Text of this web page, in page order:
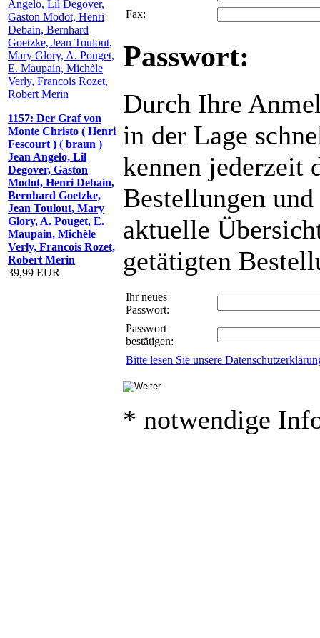
1157: Der Graf von
Monte Christo ( Henri
Fescourt ) ( braun )
Jean Angelo, Lil
Degover, Gaston
Modot, Henri Debain,
Bernhard Goetzke,
Jean Toulout, Mary
Glory, A. Pouget, E.
Maupain, Michèle
Verly, Francois Rozet,
Robert Merin
39,99 EUR
Fax:
Passwort:
Durch Ihre
in der Lage
kennen jederzeit
Bestellungen
aktuelle
getätigten
Ihr neues
Passwort:
Passwort
bestätigen:
Bitte lesen Sie unsere
* notwendige